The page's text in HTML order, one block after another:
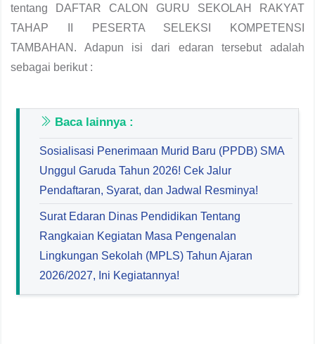
tentang DAFTAR CALON GURU SEKOLAH RAKYAT
TAHAP II PESERTA SELEKSI KOMPETENSI
TAMBAHAN. Adapun isi dari edaran tersebut adalah
sebagai berikut :
Baca lainnya :
Sosialisasi Penerimaan Murid Baru (PPDB) SMA
Unggul Garuda Tahun 2026! Cek Jalur
Pendaftaran, Syarat, dan Jadwal Resminya!
Surat Edaran Dinas Pendidikan Tentang
Rangkaian Kegiatan Masa Pengenalan
Lingkungan Sekolah (MPLS) Tahun Ajaran
2026/2027, Ini Kegiatannya!